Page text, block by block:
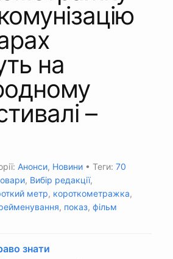
на
–
Анонси, Новини • Теги: 70
, Вибір редакції,
метр, короткометражка,
, показ, фільм
знати